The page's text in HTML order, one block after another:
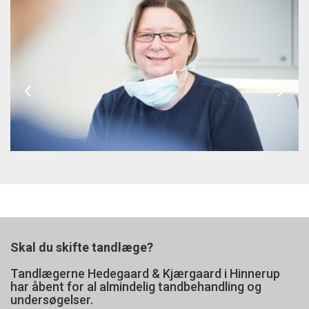
Skal du skifte tandlæge?
Tandlægerne Hedegaard & Kjærgaard i Hinnerup
har åbent for al almindelig tandbehandling og
undersøgelser.